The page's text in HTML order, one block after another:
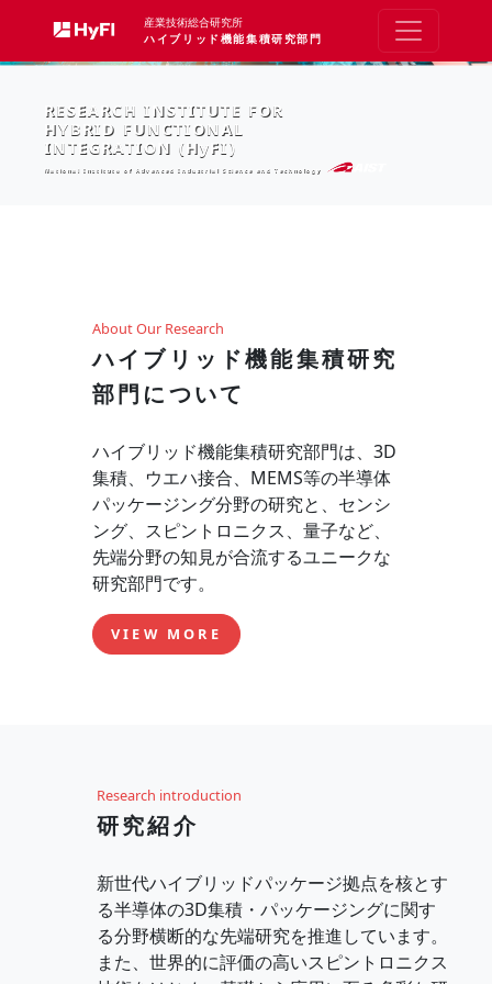
産業技術総合研究所
ハイブリッド機能集積研究部門
RESEARCH INSTITUTE FOR
HYBRID FUNCTIONAL
INTEGRATION (HyFI)
National Institute of Advanced Industrial Science and Technology
About Our Research
ハイブリッド機能集積研究
部門について
ハイブリッド機能集積研究部門は、3D
集積、ウエハ接合、MEMS等の半導体
パッケージング分野の研究と、センシ
ング、スピントロニクス、量子など、
先端分野の知見が合流するユニークな
研究部門です。
VIEW MORE
Research introduction
研究紹介
新世代ハイブリッドパッケージ拠点を核とす
る半導体の3D集積・パッケージングに関す
る分野横断的な先端研究を推進しています。
また、世界的に評価の高いスピントロニクス